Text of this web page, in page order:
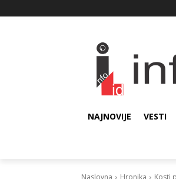
NAJNOVIJE VESTI
Naslovna Hronika Kosti